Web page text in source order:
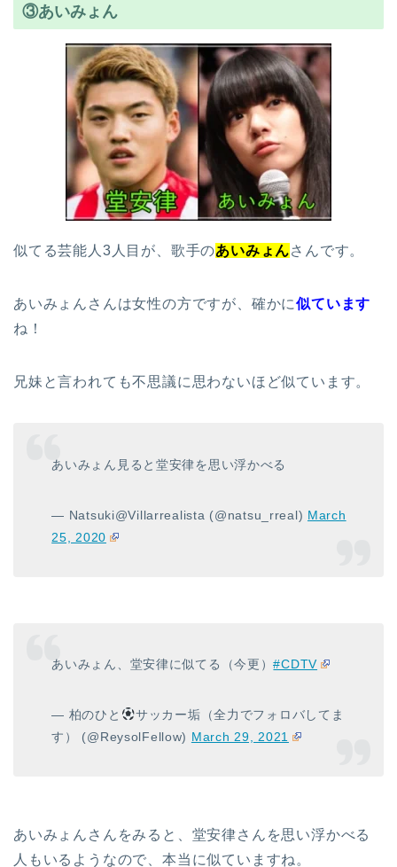
③あいみょん
似てる芸能人3人目が、歌手のあいみょんさんです。
あいみょんさんは女性の方ですが、確かに似ています
ね！
兄妹と言われても不思議に思わないほど似ています。
あいみょん見ると堂安律を思い浮かべる
— Natsuki@Villarrealista (@natsu_rreal) March
25, 2020
あいみょん、堂安律に似てる（今更）#CDTV
— 柏のひと
サッカー垢（全力でフォロバしてま
す） (@ReysolFellow) March 29, 2021
あいみょんさんをみると、堂安律さんを思い浮かべる
人もいるようなので、本当に似ていますね。